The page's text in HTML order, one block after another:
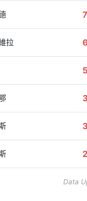
7
拉 6
5
3
3
2
Data